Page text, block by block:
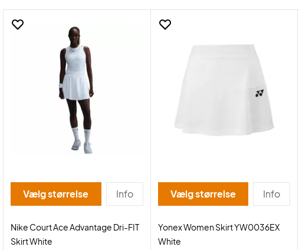
Vælg størrelse Info
Nike Court Ace Advantage Dri-FIT
Skirt White
Vælg størrelse Info
Yonex Women Skirt YW0036EX
White